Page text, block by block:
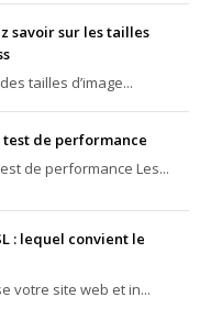
savoir sur les tailles
tailles d’image...
de performance
de performance Les...
: lequel convient le
votre site web et in...